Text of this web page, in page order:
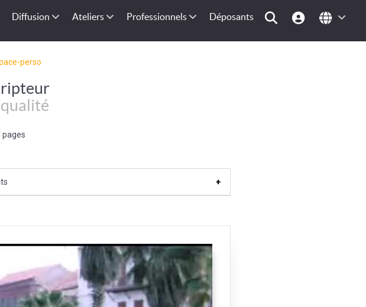
Diffusion Ateliers Professionnels Déposants
perso
qualité
pages